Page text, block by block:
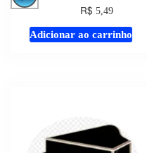
áudio
R$ 5,49
Adicionar ao carrinho